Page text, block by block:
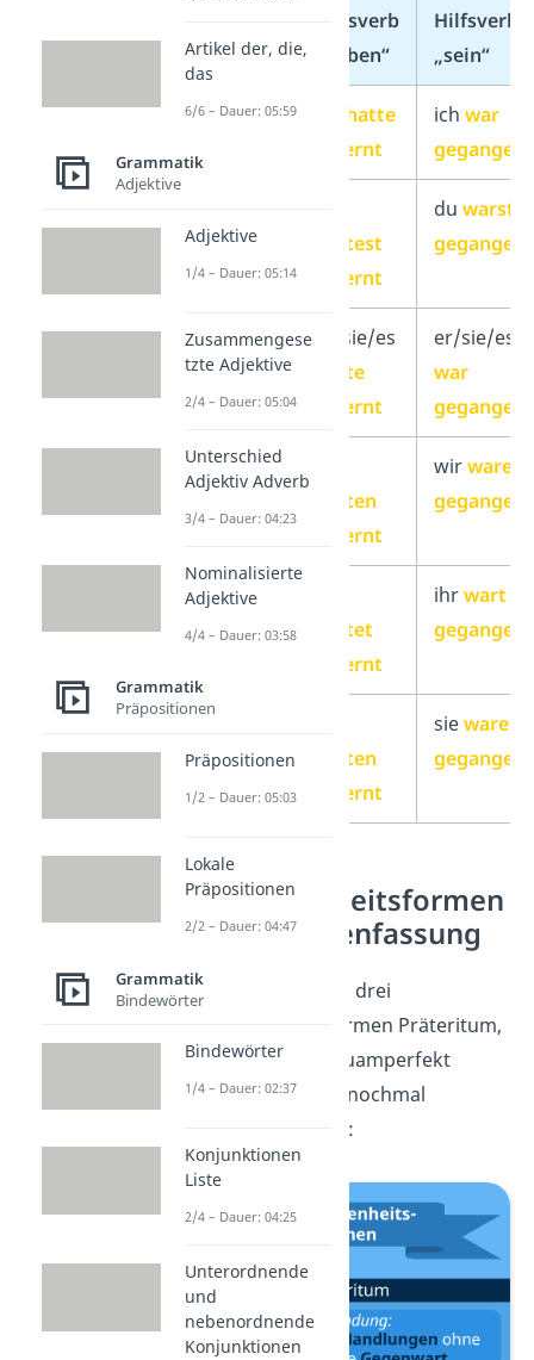
Hilfsverb
„haben“
Hilfsverb
„sein“
ich
hatte
gelernt
ich war
gegangen
hattest
gelernt
du warst
gegangen
er/sie/es
er/sie/es
hatte
gelernt
er/sie/es
war
gegangen
wir
hatten
gelernt
wirwaren
gegangen
ihr
hattet
gelernt
ihrwart
gegangen
hatten
gelernt
siewaren
gegangen
Vergangenheitsformen
— Zusammenfassung
Alle Regeln
zu den drei
Vergangenheitsformen Präteritum,
Perfekt und Plusquamperfekt
haben wir dir hier nochmal
zusammengefasst:
Artikel der, die,
das
6/6 – Dauer: 05:59
Grammatik
Adjektive
Adjektive
1/4 – Dauer: 05:14
Zusammengese
tzte Adjektive
2/4 – Dauer: 05:04
Unterschied
Adjektiv Adverb
3/4 – Dauer: 04:23
Nominalisierte
Adjektive
4/4 – Dauer: 03:58
Grammatik
Präpositionen
Präpositionen
1/2 – Dauer: 05:03
Lokale
Präpositionen
2/2 – Dauer: 04:47
Grammatik
Bindewörter
Bindewörter
1/4 – Dauer: 02:37
Konjunktionen
Liste
2/4 – Dauer: 04:25
Unterordnende
und
nebenordnende
Konjunktionen